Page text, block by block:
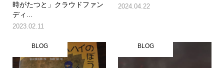
時がたつと」クラウドファン
ディ...
2023.02.11
2024.04.22
BLOG BLOG